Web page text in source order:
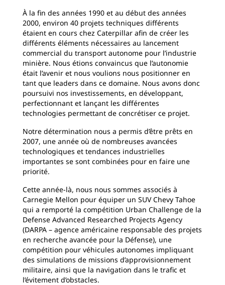
À la fin des années 1990 et au début des années
2000, environ 40 projets techniques différents
étaient en cours chez Caterpillar afin de créer les
différents éléments nécessaires au lancement
commercial du transport autonome pour l’industrie
minière. Nous étions convaincus que l’autonomie
était l’avenir et nous voulions nous positionner en
tant que leaders dans ce domaine. Nous avons donc
poursuivi nos investissements, en développant,
perfectionnant et lançant les différentes
technologies permettant de concrétiser ce projet.
Notre détermination nous a permis d’être prêts en
2007, une année où de nombreuses avancées
technologiques et tendances industrielles
importantes se sont combinées pour en faire une
priorité.
Cette année-là, nous nous sommes associés à
Carnegie Mellon pour équiper un SUV Chevy Tahoe
qui a remporté la compétition Urban Challenge de la
Defense Advanced Researched Projects Agency
(DARPA – agence américaine responsable des projets
en recherche avancée pour la Défense), une
compétition pour véhicules autonomes impliquant
des simulations de missions d’approvisionnement
militaire, ainsi que la navigation dans le trafic et
l’évitement d’obstacles.